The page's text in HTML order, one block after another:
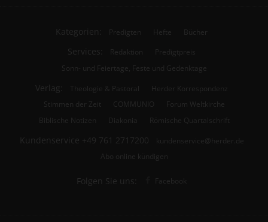
Kategorien: Predigten Hefte Bücher
Services: Redaktion
Predigtpreis
Sonn- und Feiertage, Feste und Gedenktage
Verlag: Theologie & Pastoral
Herder Korrespondenz
Stimmen der Zeit
COMMUNIO
Forum Weltkirche
Biblische Notizen
Diakonia Römische Quartalschrift
Kundenservice +49 761 2717200
kundenservice@herder.de
Abo online kündigen
Folgen Sie uns: Facebook